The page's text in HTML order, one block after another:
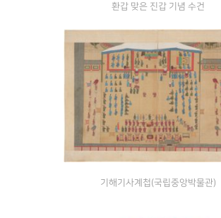
환갑 맞은 진갑 기념 수건
기해기사계첩(국립중앙박물관)